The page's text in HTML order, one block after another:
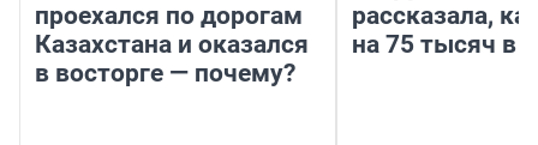
проехался по дорогам
Казахстана и оказался
в восторге — почему?
рассказала,
на 75 тысяч в